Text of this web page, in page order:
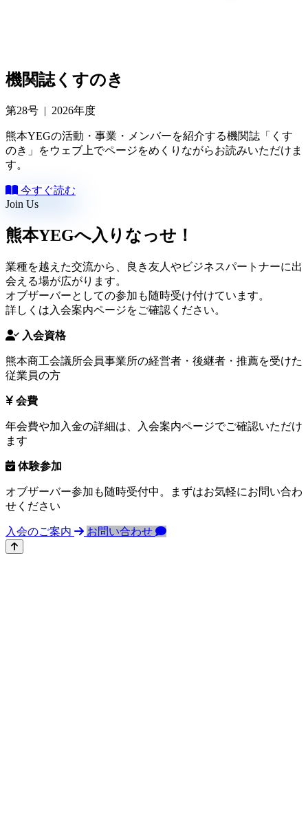
機関誌くすのき
第28号 | 2026年度
熊本YEGの活動・事業・メンバーを紹介する機関誌「くす
のき」をウェブ上でページをめくりながらお読みいただけま
す。
今すぐ読む
Join Us
熊本YEGへ入りなっせ！
業種を越えた交流から、良き友人やビジネスパートナーに出
会える場が広がります。
オブザーバーとしての参加も随時受け付けています。
詳しくは入会案内ページをご確認ください。
入会資格
熊本商工会議所会員事業所の経営者・後継者・推薦を受けた
従業員の方
会費
年会費や加入金の詳細は、入会案内ページでご確認いただけ
ます
体験参加
オブザーバー参加も随時受付中。まずはお気軽にお問い合わ
せください
入会のご案内 お問い合わせ